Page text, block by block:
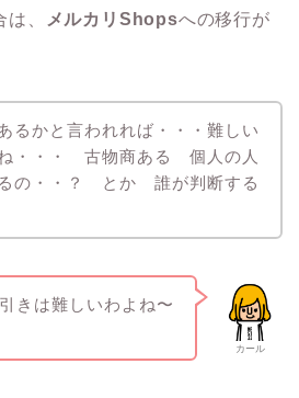
、
メルカリShopsへの移行が
るかと言われれば・・・難しい
・・・ 古物商ある 個人の人
の・・？ とか 誰が判断する
カール
きは難しいわよね〜